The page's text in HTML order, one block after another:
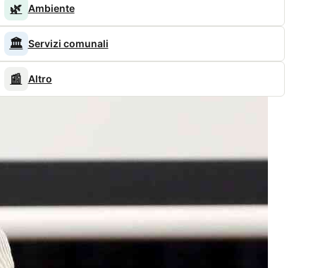
🌿 Ambiente
🏛️ Servizi comunali
📰 Altro